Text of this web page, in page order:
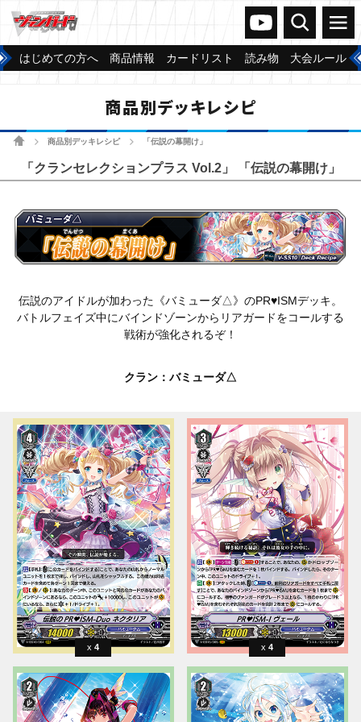
ヴァンガードch
検索 メニュー
はじめての方へ 商品情報 カードリスト 読み物 大会ルール
商品別デッキレシピ
ホーム商品別デッキレシピ 「伝説の幕開け」
「クランセレクションプラス Vol.2」 「伝説の幕開け」
伝説のアイドルが加わった《バミューダ△》のPR♥ISMデッキ。
バトルフェイズ中にバインドゾーンからリアガードをコールする
戦術が強化されるぞ！
クラン：バミューダ△
4 4